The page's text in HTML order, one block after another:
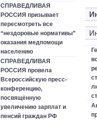
СПРАВЕДЛИВАЯ
РОССИЯ призывает
пересмотреть все
“нездоровые нормативы”
оказания медпомощи
населению
СПРАВЕДЛИВАЯ
РОССИЯ провела
Всероссийскую пресс-
конференцию,
посвящённую
увеличению зарплат и
пенсий граждан РФ